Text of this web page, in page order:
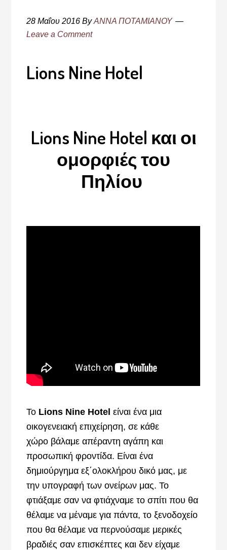
28 Μαΐου 2016 ByΑΝΝΑ ΠΟΤΑΜΙΑΝΟΥ
Leave a Comment
Lions Nine Hotel
Lions Nine Hotel και οι
ομορφιές του
Πηλίου
Το Lions Nine Hotel είναι ένα μια
οικογενειακή επιχείρηση, σε κάθε
χώρο βάλαμε απέραντη αγάπη και
προσωπική φροντίδα. Είναι ένα
δημιούργημα εξ΄ολοκλήρου δικό μας, με
την υπογραφή των ονείρων μας. Το
φτιάξαμε σαν να φτιάχναμε το σπίτι που θα
θέλαμε να μέναμε για πάντα, το ξενοδοχείο
που θα θέλαμε να περνούσαμε μερικές
βραδιές σαν επισκέπτες και δεν είχαμε